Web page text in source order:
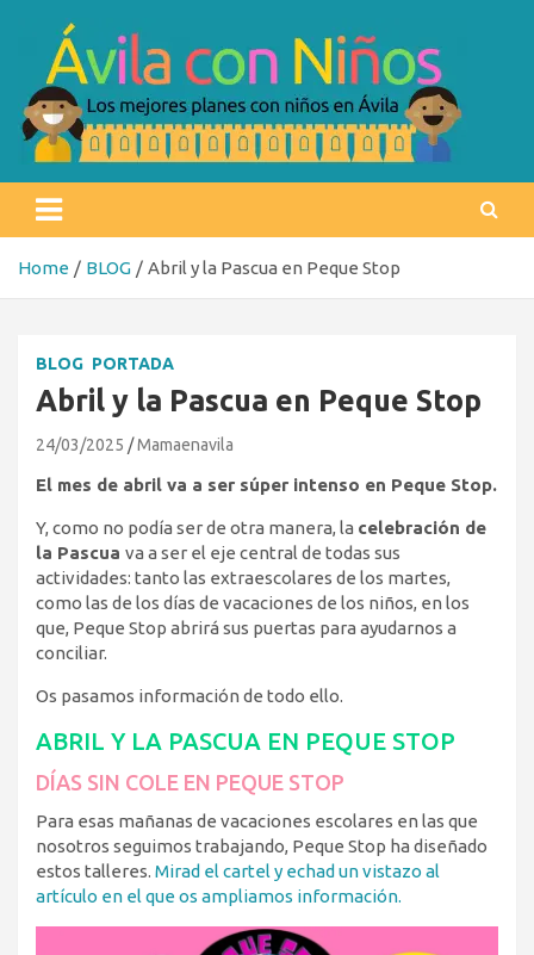
content
Ávila con niños
Home BLOG Abril y la Pascua en Peque Stop
BLOG PORTADA
Abril y la Pascua en Peque Stop
24/03/2025 Mamaenavila
El mes de abril va a ser súper intenso en Peque Stop.
Y, como no podía ser de otra manera, la celebración de
la Pascua va a ser el eje central de todas sus
actividades: tanto las extraescolares de los martes,
como las de los días de vacaciones de los niños, en los
que, Peque Stop abrirá sus puertas para ayudarnos a
conciliar.
Os pasamos información de todo ello.
ABRIL Y LA PASCUA EN PEQUE STOP
DÍAS SIN COLE EN PEQUE STOP
Para esas mañanas de vacaciones escolares en las que
nosotros seguimos trabajando, Peque Stop ha diseñado
estos talleres. Mirad el cartel y echad un vistazo al
artículo en el que os ampliamos información.